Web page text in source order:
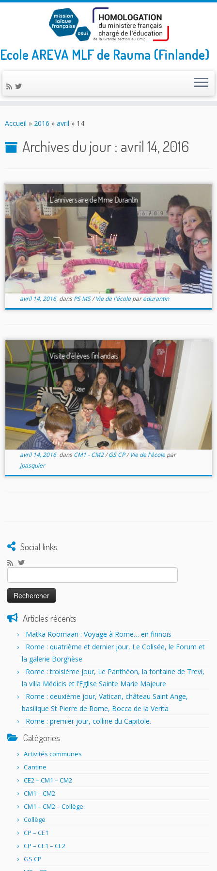
to
Ecole AREVA MLF de Rauma (Finlande)
Accueil » 2016 » avril » 14
Archives du jour : avril 14, 2016
L’anniversaire de Mme Durantin
avril 14, 2016dansPS MS/Vie de l'écoleparedurantin
Visite d’élèves finlandais
avril 14, 2016dansCM1 - CM2/GS CP/Vie de l'écolepar
jpasquier
Social links
Rechercher :
Articles récents
Matka Roomaan : Voyage à Rome… en finnois
Rome : quatrième et dernier jour, Le Colisée, le Forum et
la galerie Borghèse
Rome : troisième jour, Le Panthéon, la fontaine de Trevi,
la villa Médicis et l’Eglise Sainte Marie Majeure
Rome : deuxième jour, Vatican, château Saint Ange,
basilique St Pierre de Rome, Bocca de la Verita
Rome : premier jour, colline du Capitole.
Catégories
Activités communes
Cantine
CE2 – CM1 – CM2
CM1 – CM2
CM1 – CM2 – Collège
Collège
CP – CE1
CP – CE1 – CE2
GS CP